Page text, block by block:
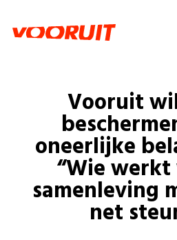
Zorg
Gelijke
Welzijn
OnzeDoe mee
Doe
Word
Mis
Shop
Zoeken
Login
Login
Vooruit
oneerlijke
“Wie
samenleving
net